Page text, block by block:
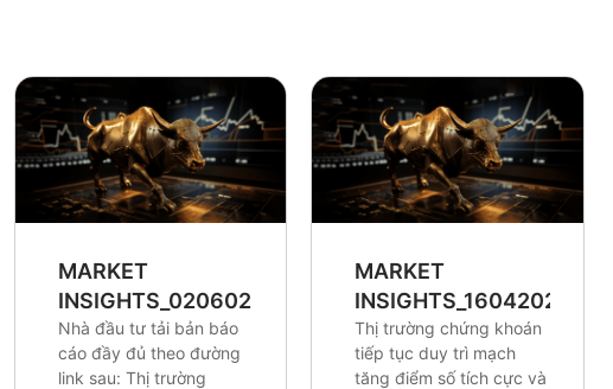
MARKET
INSIGHTS_0206026
Nhà đầu tư tải bản báo
cáo đầy đủ theo đường
link sau: Thị trường
MARKET
INSIGHTS_16042026
Thị trường chứng khoán
tiếp tục duy trì mạch
tăng điểm số tích cực và